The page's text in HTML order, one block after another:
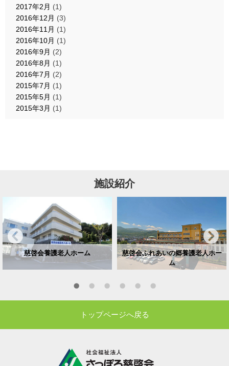
2017年2月 (1)
2016年12月 (3)
2016年11月 (1)
2016年10月 (1)
2016年9月 (2)
2016年8月 (1)
2016年7月 (2)
2015年7月 (1)
2015年5月 (1)
2015年3月 (1)
施設紹介
慈啓会養護老人ホーム
慈啓会ふれあいの郷養護老人ホー
ム
トップページへ戻る